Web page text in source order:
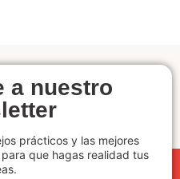
a nuestro
prácticos y las mejores
que hagas realidad tus